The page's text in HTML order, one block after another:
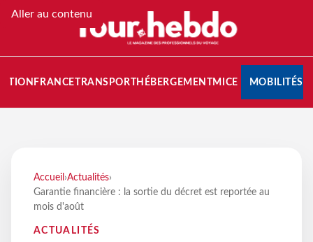
Aller au contenu
FRANCETRANSPORT HÉBERGEMENTMICE MOBILITÉS
Accueil ›Actualités›
Garantie financière : la sortie du décret est reportée au
mois d'août
ACTUALITÉS